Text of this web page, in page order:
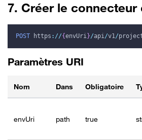
7. Créer le connecteur
POST https : //{envUri}/api/v1/
Paramètres URI
Nom Dans Obligatoire
envUri path true